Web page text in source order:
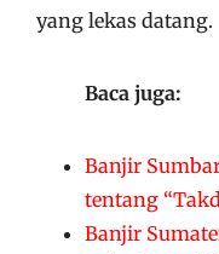
yang lekas datang.
Baca juga:
Banjir
tentang
Banjir